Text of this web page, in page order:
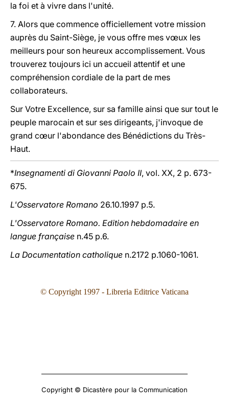
la foi et à vivre dans l'unité.
7. Alors que commence officiellement votre mission
auprès du Saint-Siège, je vous offre mes vœux les
meilleurs pour son heureux accomplissement. Vous
trouverez toujours ici un accueil attentif et une
compréhension cordiale de la part de mes
collaborateurs.
Sur Votre Excellence, sur sa famille ainsi que sur tout le
peuple marocain et sur ses dirigeants, j'invoque de
grand cœur l'abondance des Bénédictions du Très-
Haut.
*Insegnamenti di Giovanni Paolo II, vol. XX, 2 p. 673-
675.
L'Osservatore Romano 26.10.1997 p.5.
L'Osservatore Romano. Edition hebdomadaire en
langue française n.45 p.6.
La Documentation catholique n.2172 p.1060-1061.
© Copyright 1997 - Libreria Editrice Vaticana
Copyright © Dicastère pour la Communication